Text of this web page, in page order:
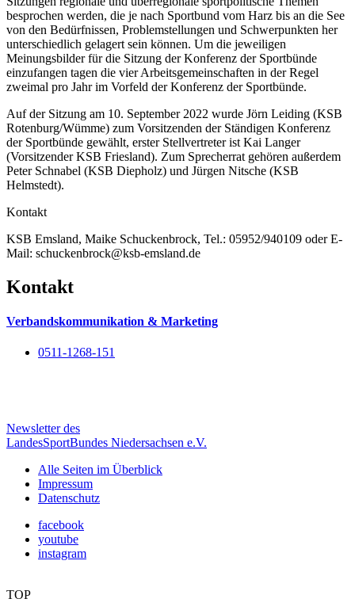
besprochen werden, die je nach Sportbund vom Harz bis an die See
von den Bedürfnissen, Problemstellungen und Schwerpunkten her
unterschiedlich gelagert sein können. Um die jeweiligen
Meinungsbilder für die Sitzung der Konferenz der Sportbünde
einzufangen tagen die vier Arbeitsgemeinschaften in der Regel
zweimal pro Jahr im Vorfeld der Konferenz der Sportbünde.
Auf der Sitzung am 10. September 2022 wurde Jörn Leiding (KSB
Rotenburg/Wümme) zum Vorsitzenden der Ständigen Konferenz
der Sportbünde gewählt, erster Stellvertreter ist Kai Langer
(Vorsitzender KSB Friesland). Zum Sprecherrat gehören außerdem
Peter Schnabel (KSB Diepholz) und Jürgen Nitsche (KSB
Helmstedt).
Kontakt
KSB Emsland, Maike Schuckenbrock, Tel.: 05952/940109 oder E-
Mail: schuckenbrock@ksb-emsland.de
Kontakt
Verbandskommunikation & Marketing
0511-1268-151
Newsletter des
LandesSportBundes Niedersachsen e.V.
Alle Seiten im Überblick
Impressum
Datenschutz
facebook
youtube
instagram
TOP